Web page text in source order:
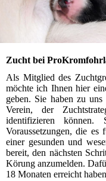
Zucht bei
Als Mitglied des
möchte ich Ihnen hier
geben. Sie haben zu
Verein, der
identifizieren
Voraussetzungen, die
einer gesunden und
bereit, den nächsten
Körung anzumelden.
18 Monaten erreicht